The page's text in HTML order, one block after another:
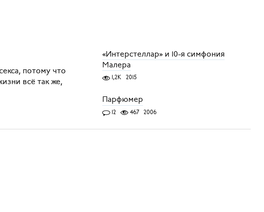
потому что
всё так же,
«Интерстеллар» и 10-я симфония
Малера
1,2K 2015
Парфюмер
12 467 2006